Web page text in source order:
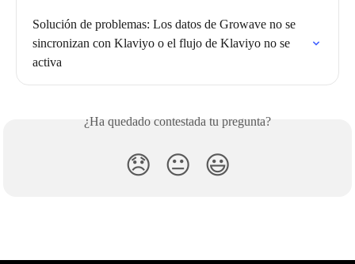
Solución de problemas: Los datos de Growave no se
sincronizan con Klaviyo o el flujo de Klaviyo no se
activa
¿Ha quedado contestada tu pregunta?
😞 😐 😃